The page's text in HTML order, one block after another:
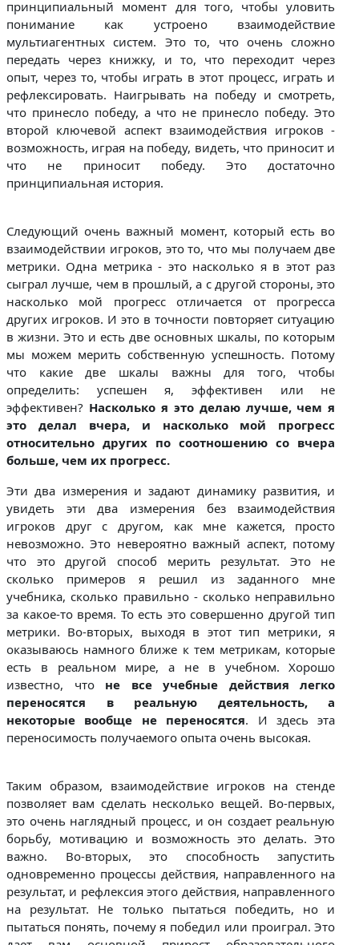
принципиальный момент для того, чтобы уловить
понимание как устроено взаимодействие
мультиагентных систем. Это то, что очень сложно
передать через книжку, и то, что переходит через
опыт, через то, чтобы играть в этот процесс, играть и
рефлексировать. Наигрывать на победу и смотреть,
что принесло победу, а что не принесло победу. Это
второй ключевой аспект взаимодействия игроков -
возможность, играя на победу, видеть, что приносит и
что не приносит победу. Это достаточно
принципиальная история.
Следующий очень важный момент, который есть во
взаимодействии игроков, это то, что мы получаем две
метрики. Одна метрика - это насколько я в этот раз
сыграл лучше, чем в прошлый, а с другой стороны, это
насколько мой прогресс отличается от прогресса
других игроков. И это в точности повторяет ситуацию
в жизни. Это и есть две основных шкалы, по которым
мы можем мерить собственную успешность. Потому
что какие две шкалы важны для того, чтобы
определить: успешен я, эффективен или не
эффективен? Насколько я это делаю лучше, чем я
это делал вчера, и насколько мой прогресс
относительно других по соотношению со вчера
больше, чем их прогресс.
Эти два измерения и задают динамику развития, и
увидеть эти два измерения без взаимодействия
игроков друг с другом, как мне кажется, просто
невозможно. Это невероятно важный аспект, потому
что это другой способ мерить результат. Это не
сколько примеров я решил из заданного мне
учебника, сколько правильно - сколько неправильно
за какое-то время. То есть это совершенно другой тип
метрики. Во-вторых, выходя в этот тип метрики, я
оказываюсь намного ближе к тем метрикам, которые
есть в реальном мире, а не в учебном. Хорошо
известно, что не все учебные действия легко
переносятся в реальную деятельность, а
некоторые вообще не переносятся. И здесь эта
переносимость получаемого опыта очень высокая.
Таким образом, взаимодействие игроков на стенде
позволяет вам сделать несколько вещей. Во-первых,
это очень наглядный процесс, и он создает реальную
борьбу, мотивацию и возможность это делать. Это
важно. Во-вторых, это способность запустить
одновременно процессы действия, направленного на
результат, и рефлексия этого действия, направленного
на результат. Не только пытаться победить, но и
пытаться понять, почему я победил или проиграл. Это